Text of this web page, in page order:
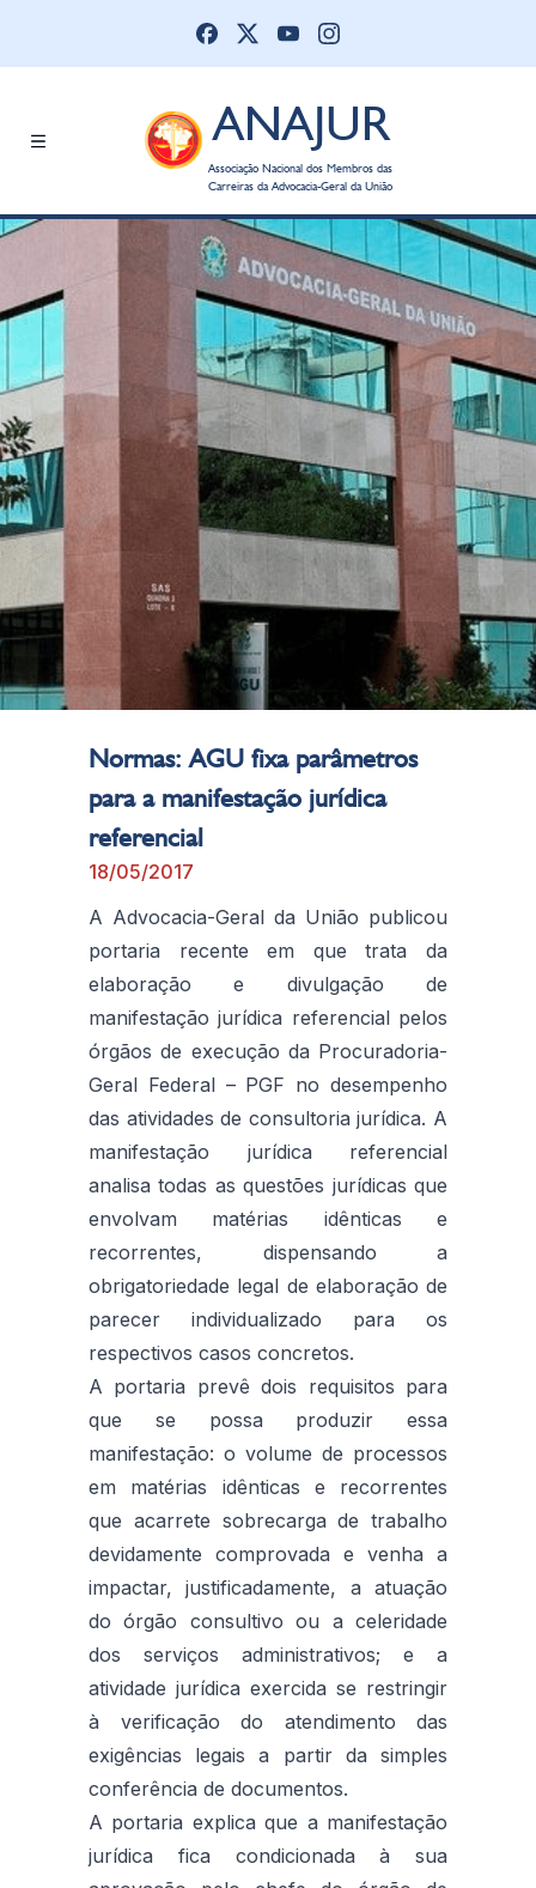
ANAJUR
Associação Nacional dos Membros das
Carreiras da Advocacia-Geral da União
Normas: AGU fixa parâmetros
para a manifestação jurídica
referencial
18/05/2017
A Advocacia-Geral da União publicou
portaria recente em que trata da
elaboração e divulgação de
manifestação jurídica referencial pelos
órgãos de execução da Procuradoria-
Geral Federal – PGF no desempenho
das atividades de consultoria jurídica. A
manifestação jurídica referencial
analisa todas as questões jurídicas que
envolvam matérias idênticas e
recorrentes, dispensando a
obrigatoriedade legal de elaboração de
parecer individualizado para os
respectivos casos concretos.
A portaria prevê dois requisitos para
que se possa produzir essa
manifestação: o volume de processos
em matérias idênticas e recorrentes
que acarrete sobrecarga de trabalho
devidamente comprovada e venha a
impactar, justificadamente, a atuação
do órgão consultivo ou a celeridade
dos serviços administrativos; e a
atividade jurídica exercida se restringir
à verificação do atendimento das
exigências legais a partir da simples
conferência de documentos.
A portaria explica que a manifestação
jurídica fica condicionada à sua